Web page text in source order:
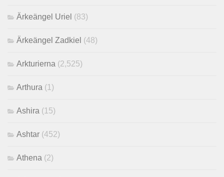
Ärkeängel Uriel (83)
Ärkeängel Zadkiel (48)
Arkturierna (2,525)
Arthura (1)
Ashira (15)
Ashtar (452)
Athena (2)